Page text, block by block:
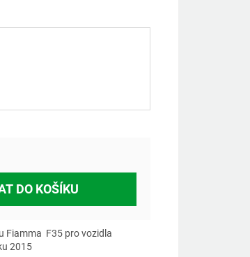
DO KOŠÍKU
Fiamma F35 pro vozidla
2015